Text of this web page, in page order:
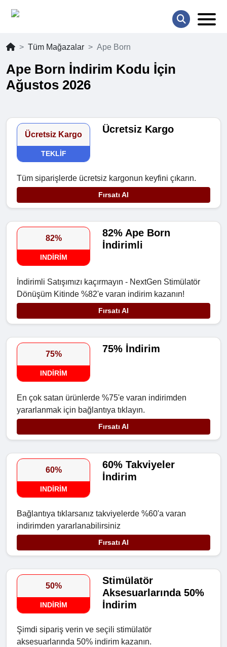
Tüm Mağazalar Ape Born
Ape Born İndirim Kodu İçin
Ağustos 2026
Ücretsiz Kargo
TEKLIF
Ücretsiz Kargo
Tüm siparişlerde ücretsiz kargonun keyfini çıkarın.
Fırsatı Al
82%
INDIRIM
82% Ape Born
İndirimli
İndirimli Satışımızı kaçırmayın - NextGen Stimülatör
Dönüşüm Kitinde %82'e varan indirim kazanın!
Fırsatı Al
75%
INDIRIM
75% İndirim
En çok satan ürünlerde %75'e varan indirimden
yararlanmak için bağlantıya tıklayın.
Fırsatı Al
60%
INDIRIM
60% Takviyeler
İndirim
Bağlantıya tıklarsanız takviyelerde %60'a varan
indirimden yararlanabilirsiniz
Fırsatı Al
50%
INDIRIM
Stimülatör
Aksesuarlarında 50%
İndirim
Şimdi sipariş verin ve seçili stimülatör
aksesuarlarında 50% indirim kazanın.